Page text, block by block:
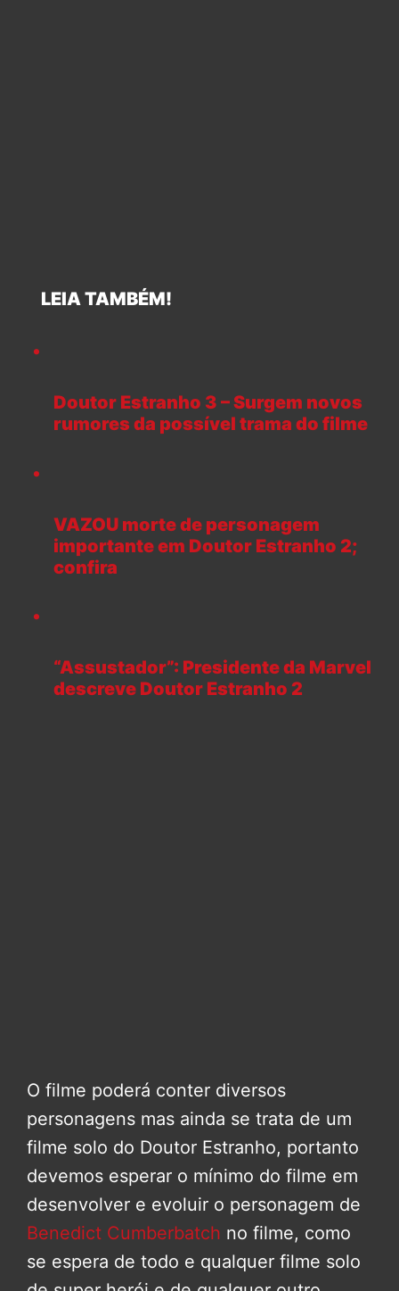
LEIA TAMBÉM!
Doutor Estranho 3 – Surgem novos
rumores da possível trama do filme
VAZOU morte de personagem
importante em Doutor Estranho 2;
confira
“Assustador”: Presidente da Marvel
descreve Doutor Estranho 2
O filme poderá conter diversos
personagens mas ainda se trata de um
filme solo do Doutor Estranho, portanto
devemos esperar o mínimo do filme em
desenvolver e evoluir o personagem de
Benedict Cumberbatch no filme, como
se espera de todo e qualquer filme solo